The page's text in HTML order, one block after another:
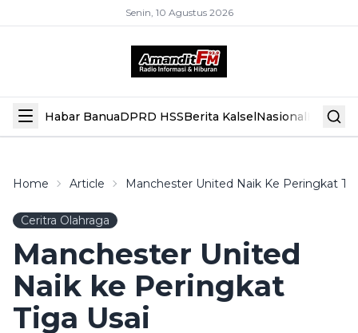
Senin, 10 Agustus 2026
Habar BanuaDPRD HSSBerita KalselNasional Hiburan
Home Article Manchester United Naik Ke Peringkat
Ceritra Olahraga
Manchester United
Naik ke Peringkat
Tiga Usai